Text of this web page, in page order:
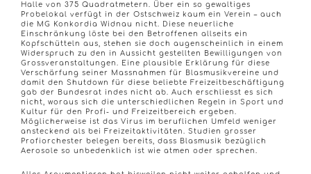
Halle von 375 Quadratmetern. Über ein so gewaltiges
Probelokal verfügt in der Ostschweiz kaum ein Verein – auch
die MG Konkordia Widnau nicht. Diese neuerliche
Einschränkung löste bei den Betroffenen allseits ein
Kopfschütteln aus, stehen sie doch augenscheinlich in einem
Widerspruch zu den in Aussicht gestellten Bewilligungen von
Grossveranstaltungen. Eine plausible Erklärung für diese
Verschärfung seiner Massnahmen für Blasmusikvereine und
damit den Shutdown für diese beliebte Freizeitbeschäftigung
gab der Bundesrat indes nicht ab. Auch erschliesst es sich
nicht, woraus sich die unterschiedlichen Regeln in Sport und
Kultur für den Profi- und Freizeitbereich ergeben.
Möglicherweise ist das Virus im beruflichen Umfeld weniger
ansteckend als bei Freizeitaktivitäten. Studien grosser
Profiorchester belegen bereits, dass Blasmusik bezüglich
Aerosole so unbedenklich ist wie atmen oder sprechen.